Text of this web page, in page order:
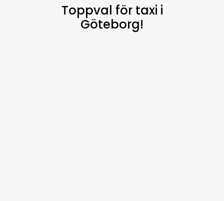
Toppval för taxi i
Göteborg!